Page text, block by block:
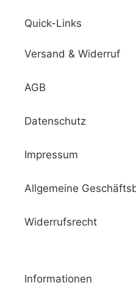
Quick-Links
Versand & Widerruf
AGB
Datenschutz
Impressum
Allgemeine
Widerrufsrecht
Informationen